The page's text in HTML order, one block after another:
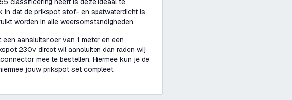
classificering heeft is deze ideaal te
in dat de prikspot stof- en spatwaterdicht is.
worden in alle weersomstandigheden.
aansluitsnoer van 1 meter en een
230v direct wil aansluiten dan raden wij
mee te bestellen. Hiermee kun je de
jouw prikspot set compleet.